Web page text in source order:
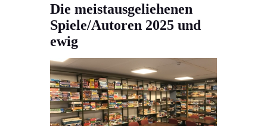
Die meistausgeliehenen
Spiele/Autoren 2025 und
ewig